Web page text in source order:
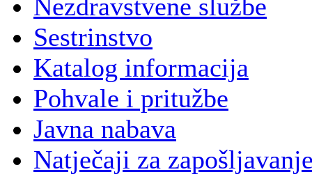
Nezdravstvene službe
Sestrinstvo
Katalog informacija
Pohvale i pritužbe
Javna nabava
Natječaji za